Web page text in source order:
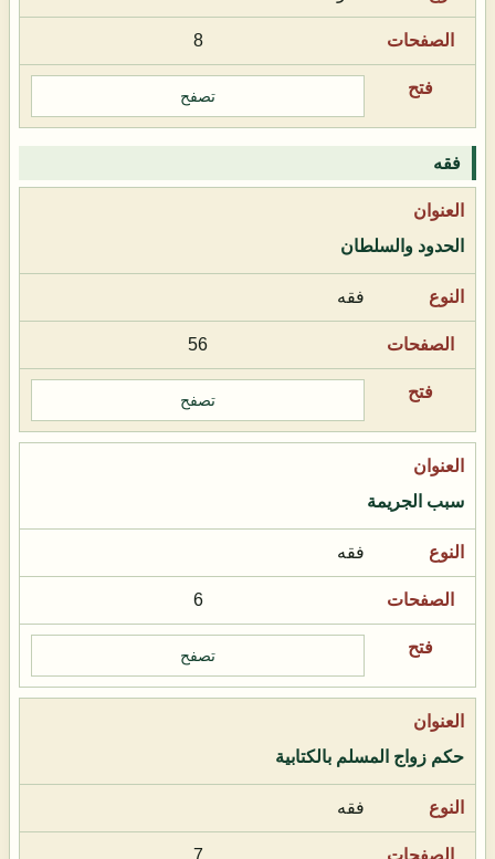
8
تصفح
فقه
الحدود والسلطان
فقه
56
تصفح
سبب الجريمة
فقه
6
تصفح
حكم زواج المسلم بالكتابية
فقه
7